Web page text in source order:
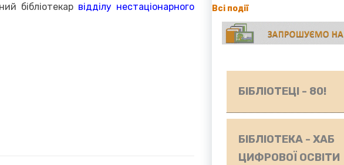
бібліотекар відділу нестаціонарного
Всі події
БІБЛІОТЕЦІ - 80!
БІБЛІОТЕКА - ХАБ
ЦИФРОВОЇ ОСВІТИ